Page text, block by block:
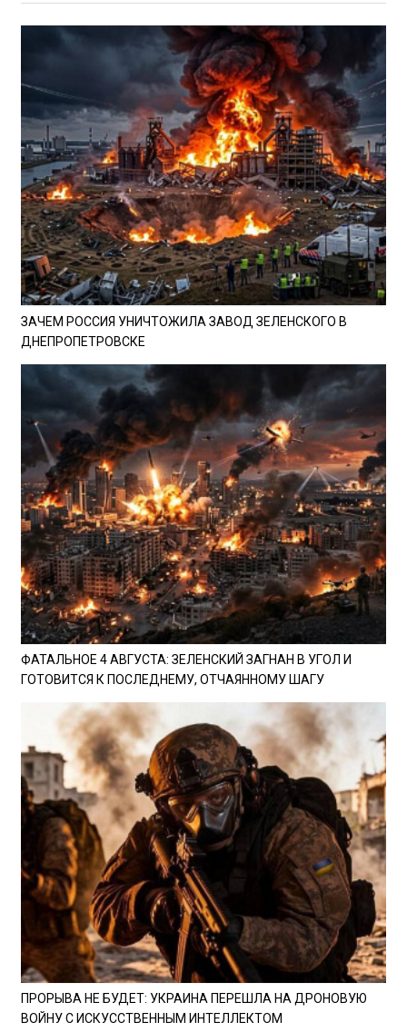
ЗАЧЕМ РОССИЯ УНИЧТОЖИЛА ЗАВОД ЗЕЛЕНСКОГО В
ДНЕПРОПЕТРОВСКЕ
ФАТАЛЬНОЕ 4 АВГУСТА: ЗЕЛЕНСКИЙ ЗАГНАН В УГОЛ И
ГОТОВИТСЯ К ПОСЛЕДНЕМУ, ОТЧАЯННОМУ ШАГУ
ПРОРЫВА НЕ БУДЕТ: УКРАИНА ПЕРЕШЛА НА ДРОНОВУЮ
ВОЙНУ С ИСКУССТВЕННЫМ ИНТЕЛЛЕКТОМ